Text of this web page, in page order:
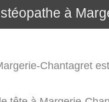
à
Chantagret